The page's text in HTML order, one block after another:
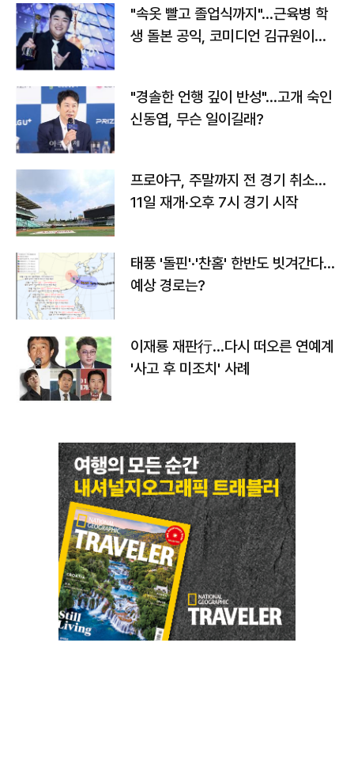
"속옷 빨고 졸업식까지"…근육병 학
생 돌본 공익, 코미디언 김규원이었
"경솔한 언행 깊이 반성"…고개 숙인
신동엽, 무슨 일이길래?
프로야구, 주말까지 전 경기 취소…
11일 재개·오후 7시 경기 시작
태풍 '돌핀'·'찬홈' 한반도 빗겨간다…
예상 경로는?
이재룡 재판行…다시 떠오른 연예계
'사고 후 미조치' 사례